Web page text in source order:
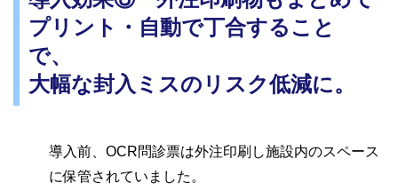
プリント・自動で丁合すること
で、
大幅な封入ミスのリスク低減に。
導入前、OCR問診票は外注印刷し施設内のスペース
に保管されていました。